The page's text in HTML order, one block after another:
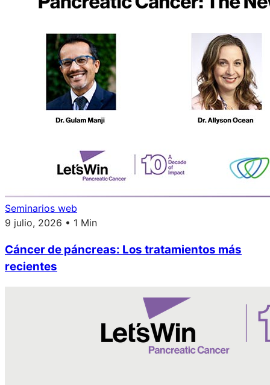
Seminarios web
9 julio, 2026 • 1 Min
Cáncer de páncreas: Los tratamientos más
recientes